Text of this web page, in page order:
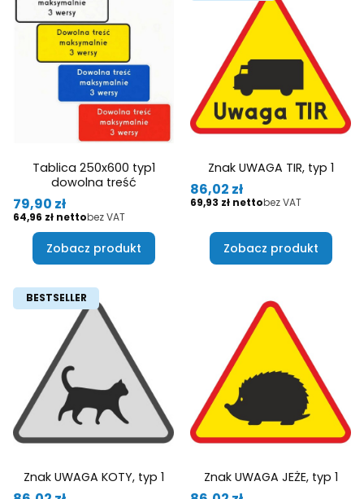
Tablica 250x600 typ1
dowolna treść
Cena
79,90 zł
Cena
64,96 zł bez VAT
Zobacz produkt
Znak UWAGA TIR, typ 1
Cena
86,02 zł
Cena
69,93 zł bez VAT
Zobacz produkt
BESTSELLER
Znak UWAGA KOTY, typ 1 Znak UWAGA JEŻE, typ 1